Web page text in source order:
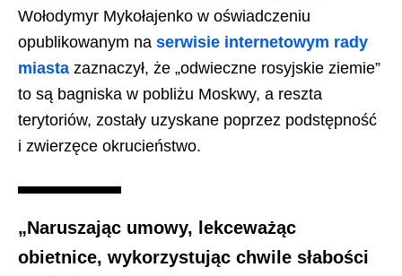
Wołodymyr Mykołajenko w oświadczeniu
opublikowanym na serwisie internetowym rady
miasta zaznaczył, że „odwieczne rosyjskie ziemie”
to są bagniska w pobliżu Moskwy, a reszta
terytoriów, zostały uzyskane poprzez podstępność
i zwierzęce okrucieństwo.
„Naruszając umowy, lekceważąc
obietnice, wykorzystując chwile słabości